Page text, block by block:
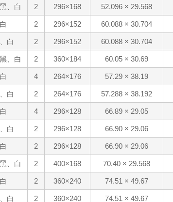
、白 2 296×168 52.096 × 29.568
2 296×152 60.088 × 30.704
白 2 296×152 60.088 × 30.704
、白 2 360×184 60.05 × 30.69
4 264×176 57.29 × 38.19
白 2 264×176 57.288 × 38.192
4 296×128 66.89 × 29.05
白 2 296×128 66.90 × 29.06
2 296×128 66.90 × 29.06
、白 2 400×168 70.40 × 29.568
2 360×240 74.51 × 49.67
白 2 360×240 74.51 × 49.67